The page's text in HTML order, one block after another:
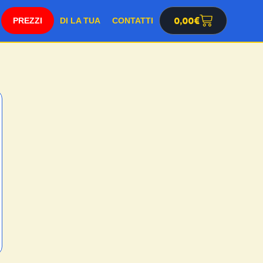
SHOP DI LA TUA CONTATTI 0,00€